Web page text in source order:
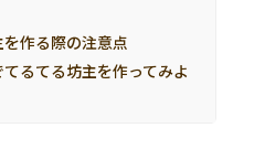
作る際の注意点
るてる坊主を作ってみよ